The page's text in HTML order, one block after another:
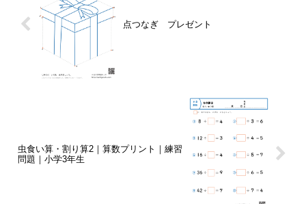
点つなぎ プレゼント
虫食い算・割り算2｜算数プリント｜練習
問題｜小学3年生